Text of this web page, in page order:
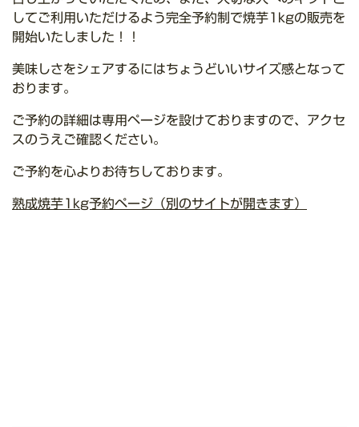
してご利用いただけるよう完全予約制で焼芋1kgの販売を
開始いたしました！！
美味しさをシェアするにはちょうどいいサイズ感となって
おります。
ご予約の詳細は専用ページを設けておりますので、アクセ
スのうえご確認ください。
ご予約を心よりお待ちしております。
熟成焼芋1kg予約ページ（別のサイトが開きます）